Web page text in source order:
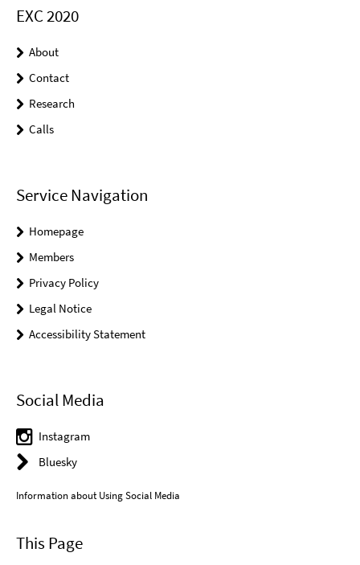
EXC 2020
About
Contact
Research
Calls
Service Navigation
Homepage
Members
Privacy Policy
Legal Notice
Accessibility Statement
Social Media
Instagram
Bluesky
Information about Using Social Media
This Page